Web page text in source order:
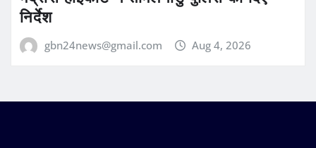
निर्देश
gbn24news@gmail.com Aug 4, 2026